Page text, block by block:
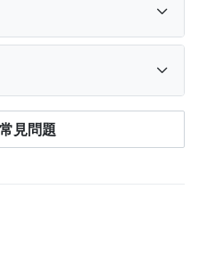
相應的工具。
制，皆可無限次數重複
囉！請購課學員至「
置從以下位置找到課
。
見問題